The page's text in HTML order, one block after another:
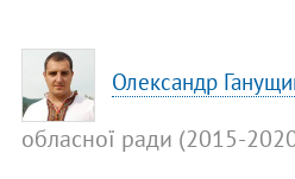
Олександр
обласної ради (2015-